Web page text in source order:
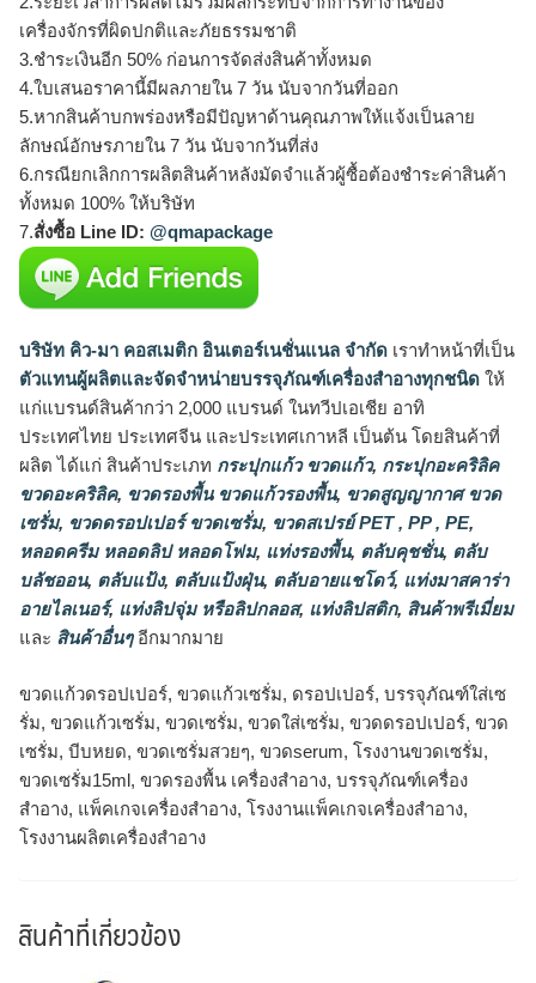
เครื่องจักรที่ผิดปกติและภัยธรรมชาติ
3.ชำระเงินอีก 50% ก่อนการจัดส่งสินค้าทั้งหมด
4.ใบเสนอราคานี้มีผลภายใน 7 วัน นับจากวันที่ออก
5.หากสินค้าบกพร่องหรือมีปัญหาด้านคุณภาพให้แจ้งเป็นลาย
ลักษณ์อักษรภายใน 7 วัน นับจากวันที่ส่ง
6.กรณียกเลิกการผลิตสินค้าหลังมัดจำแล้วผู้ซื้อต้องชำระค่าสินค้า
ทั้งหมด 100% ให้บริษัท
7.สั่งซื้อ Line ID: @qmapackage
บริษัท คิว-มา คอสเมติก อินเตอร์เนชั่นแนล จำกัด เราทำหน้าที่เป็น
ตัวแทนผู้ผลิตและจัดจำหน่ายบรรจุภัณฑ์เครื่องสำอางทุกชนิด ให้
แก่แบรนด์สินค้ากว่า 2,000 แบรนด์ ในทวีปเอเชีย อาทิ
ประเทศไทย ประเทศจีน และประเทศเกาหลี เป็นต้น โดยสินค้าที่
ผลิต ได้แก่ สินค้าประเภท กระปุกแก้ว ขวดแก้ว, กระปุกอะคริลิค
ขวดอะคริลิค, ขวดรองพื้น ขวดแก้วรองพื้น, ขวดสูญญากาศ ขวด
เซรั่ม, ขวดดรอปเปอร์ ขวดเซรั่ม, ขวดสเปรย์ PET , PP , PE,
หลอดครีม หลอดลิป หลอดโฟม, แท่งรองพื้น, ตลับคุชชั่น, ตลับ
บลัชออน, ตลับแป้ง, ตลับแป้งฝุ่น, ตลับอายแชโดว์, แท่งมาสคาร่า
อายไลเนอร์, แท่งลิปจุ่ม หรือลิปกลอส, แท่งลิปสติก, สินค้าพรีเมี่ยม
และ สินค้าอื่นๆอีกมากมาย
ขวดแก้วดรอปเปอร์, ขวดแก้วเซรั่ม, ดรอปเปอร์, บรรจุภัณฑ์ใส่เซ
รั่ม, ขวดแก้วเซรั่ม, ขวดเซรั่ม, ขวดใส่เซรั่ม, ขวดดรอปเปอร์, ขวด
เซรั่ม, บีบหยด, ขวดเซรั่มสวยๆ, ขวดserum, โรงงานขวดเซรั่ม,
ขวดเซรั่ม15ml, ขวดรองพื้น เครื่องสำอาง, บรรจุภัณฑ์เครื่อง
สำอาง, แพ็คเกจเครื่องสำอาง, โรงงานแพ็คเกจเครื่องสำอาง,
โรงงานผลิตเครื่องสำอาง
สินค้าที่เกี่ยวข้อง